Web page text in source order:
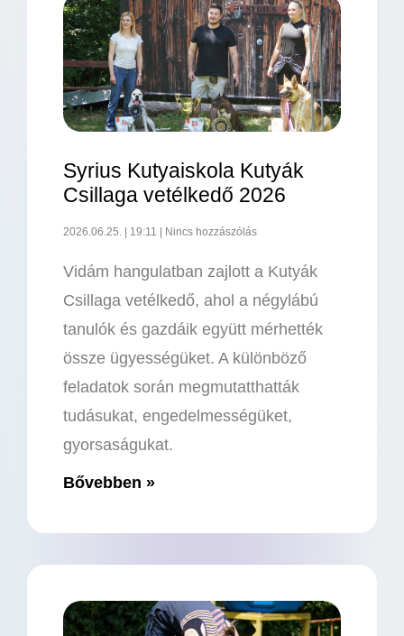
Syrius Kutyaiskola Kutyák
Csillaga vetélkedő 2026
2026.06.25. 19:11 Nincs hozzászólás
Vidám hangulatban zajlott a Kutyák
Csillaga vetélkedő, ahol a négylábú
tanulók és gazdáik együtt mérhették
össze ügyességüket. A különböző
feladatok során megmutatthatták
tudásukat, engedelmességüket,
gyorsaságukat.
Bővebben »